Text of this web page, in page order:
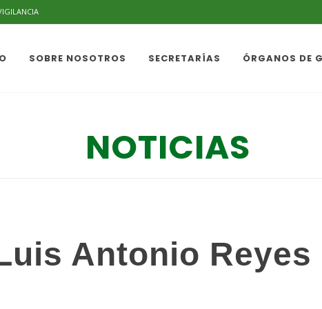
SOBRE NOSOTROS SECRETARÍAS ÓRGANOS DE
NOTICIAS
Antonio Reyes